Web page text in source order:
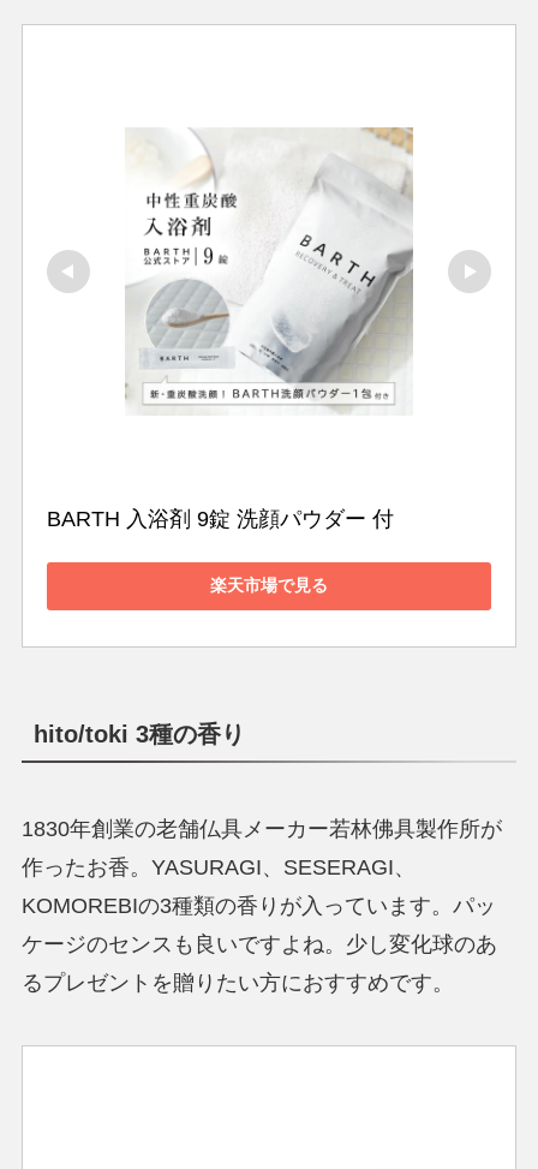
BARTH 入浴剤 9錠 洗顔パウダー 付
楽天市場で見る
hito/toki 3種の香り
1830年創業の老舗仏具メーカー若林佛具製作所が
作ったお香。YASURAGI、SESERAGI、
KOMOREBIの3種類の香りが入っています。パッ
ケージのセンスも良いですよね。少し変化球のあ
るプレゼントを贈りたい方におすすめです。